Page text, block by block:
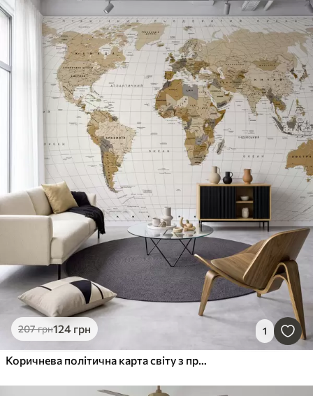
207грн124 грн 1
Коричнева політична карта світу з прапорами на українській мові